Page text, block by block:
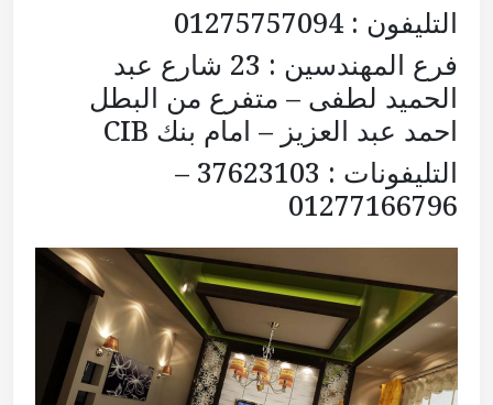
التليفون : 01275757094
فرع المهندسين : 23 شارع عبد
الحميد لطفى – متفرع من البطل
احمد عبد العزيز – امام بنك CIB
التليفونات : 37623103 –
01277166796